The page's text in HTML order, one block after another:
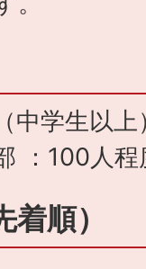
中学生以
：100人程
順）